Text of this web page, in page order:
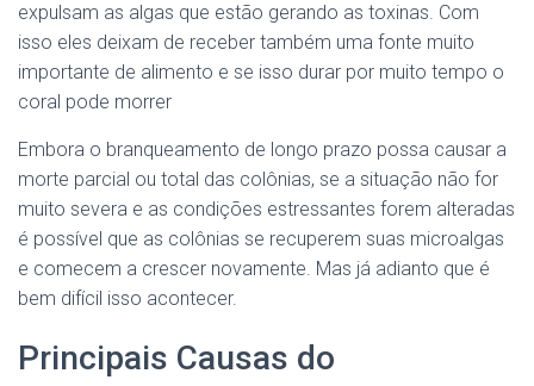
expulsam as algas que estão gerando as toxinas. Com
isso eles deixam de receber também uma fonte muito
importante de alimento e se isso durar por muito tempo o
coral pode morrer
Embora o branqueamento de longo prazo possa causar a
morte parcial ou total das colônias, se a situação não for
muito severa e as condições estressantes forem alteradas
é possível que as colônias se recuperem suas microalgas
e comecem a crescer novamente. Mas já adianto que é
bem difícil isso acontecer.
Principais Causas do